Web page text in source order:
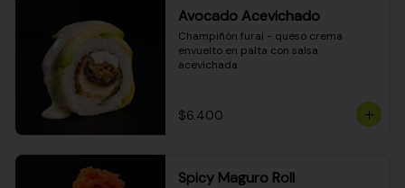
Avocado Acevichado
Champiñón furai - queso crema
envuelto en palta con salsa
acevichada
$6.400
Spicy Maguro Roll